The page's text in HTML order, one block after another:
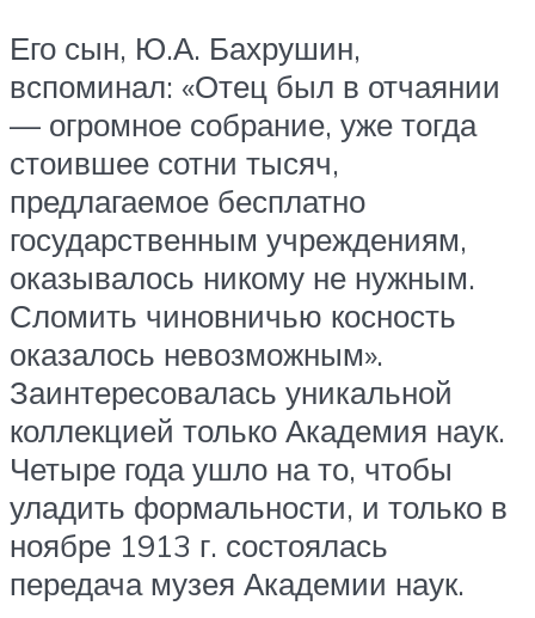
Его сын, Ю.А. Бахрушин,
вспоминал: «Отец был в отчаянии
— огромное собрание, уже тогда
стоившее сотни тысяч,
предлагаемое бесплатно
государственным учреждениям,
оказывалось никому не нужным.
Сломить чиновничью косность
оказалось невозможным».
Заинтересовалась уникальной
коллекцией только Академия наук.
Четыре года ушло на то, чтобы
уладить формальности, и только в
ноябре 1913 г. состоялась
передача музея Академии наук.